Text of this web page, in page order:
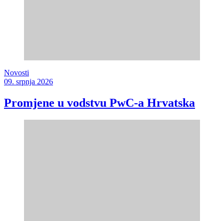
Novosti
09. srpnja 2026
Promjene u vodstvu PwC-a Hrvatska